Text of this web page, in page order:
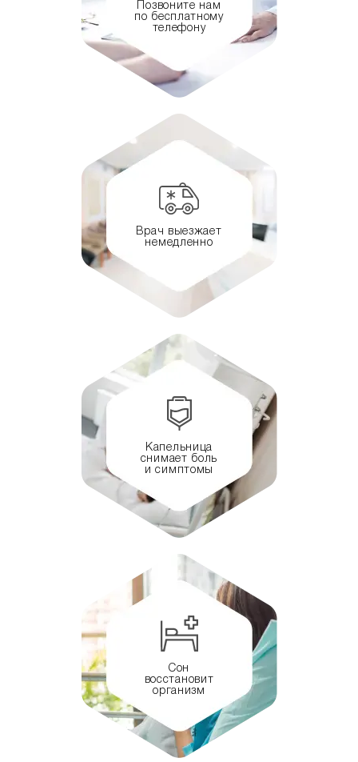
Позвоните нам
по бесплатному
телефону
Врач выезжает
немедленно
Капельница
снимает боль
и симптомы
Сон
восстановит
организм